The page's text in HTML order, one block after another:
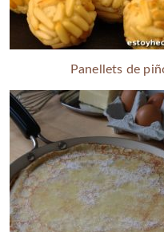
Panellets de